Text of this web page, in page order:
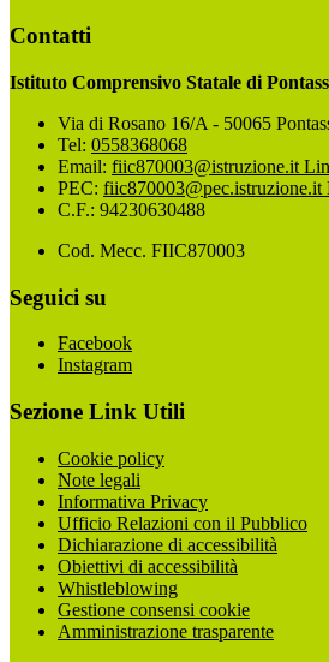
Contatti
Istituto Comprensivo Statale di
Via di Rosano 16/A - 50065
Tel: 0558368068
Email: fiic870003@istruzione.it
PEC: fiic870003@pec.istruzione.it
C.F.: 94230630488
Cod. Mecc. FIIC870003
Seguici su
Facebook
Instagram
Sezione Link Utili
Cookie policy
Note legali
Informativa Privacy
Ufficio Relazioni con il Pubblico
Dichiarazione di accessibilità
Obiettivi di accessibilità
Whistleblowing
Gestione consensi cookie
Amministrazione trasparente